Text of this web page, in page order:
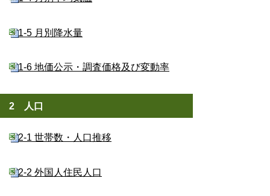
1-5 月別降水量
1-6 地価公示・調査価格及び変動率
2 人口
2-1 世帯数・人口推移
2-2 外国人住民人口